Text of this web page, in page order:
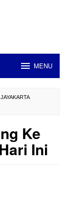
MENU
Ke
Ini